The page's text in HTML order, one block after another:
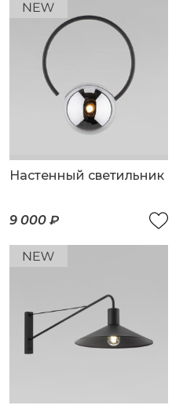
Настенный светильник
9 000 ₽